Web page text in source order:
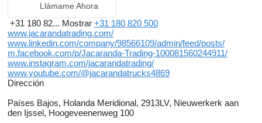
Llámame Ahora
+31 180 82... Mostrar +31 180 820 500
www.jacarandatrading.com/
www.linkedin.com/company/98566109/admin/feed/posts/
m.facebook.com/p/Jacaranda-Trading-100081560244911/
www.instagram.com/jacarandatrading/
www.youtube.com/@jacarandatrucks4869
Dirección
Países Bajos, Holanda Meridional, 2913LV, Nieuwerkerk aan
den Ijssel, Hoogeveenenweg 100